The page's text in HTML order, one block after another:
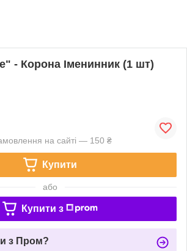
- Корона Іменинник (1 шт)
на сайті — 150 ₴
Купити
або
Купити з
з Пром?